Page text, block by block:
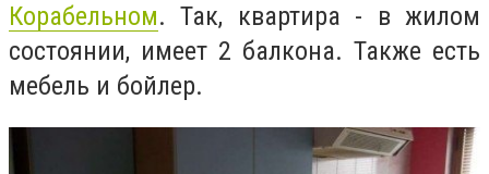
Корабельном. Так, квартира - в жилом
состоянии, имеет 2 балкона. Также есть
мебель и бойлер.